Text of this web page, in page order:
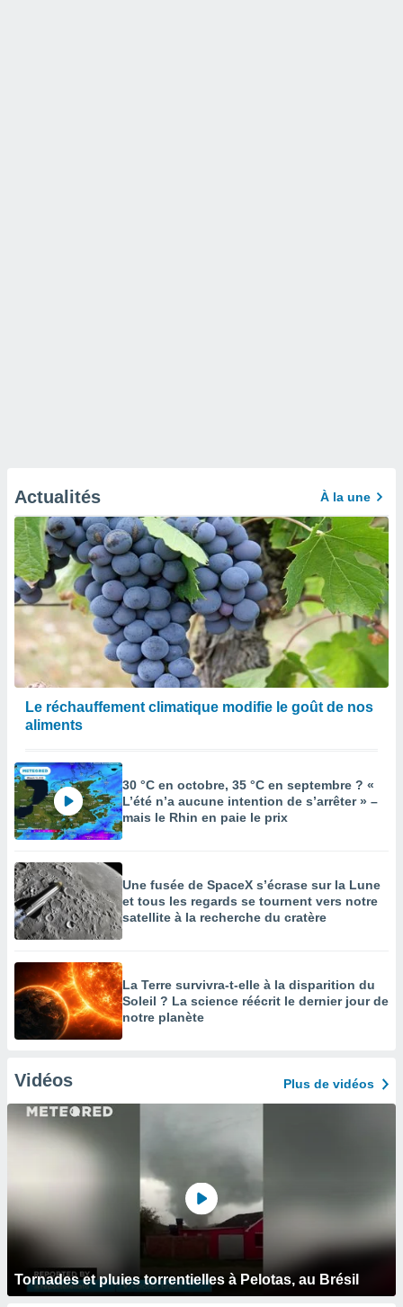
Actualités À la une
Le réchauffement climatique modifie le goût de nos
aliments
30 °C en octobre, 35 °C en septembre ? «
L’été n’a aucune intention de s’arrêter » –
mais le Rhin en paie le prix
Une fusée de SpaceX s’écrase sur la Lune
et tous les regards se tournent vers notre
satellite à la recherche du cratère
La Terre survivra-t-elle à la disparition du
Soleil ? La science réécrit le dernier jour de
notre planète
Vidéos Plus de vidéos
Tornades et pluies torrentielles à Pelotas, au Brésil